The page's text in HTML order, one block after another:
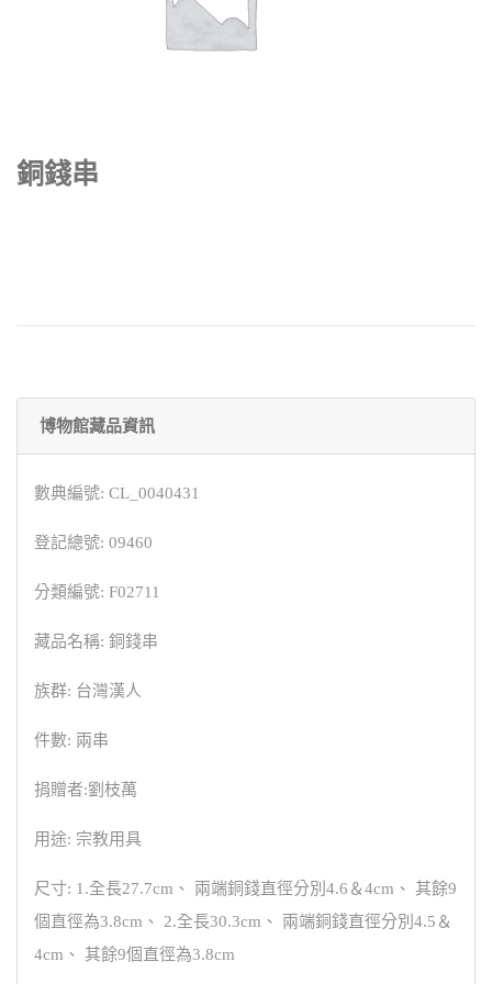
銅錢串
博物館藏品資訊
數典編號: CL_0040431
登記總號: 09460
分類編號: F02711
藏品名稱: 銅錢串
族群: 台灣漢人
件數: 兩串
捐贈者:劉枝萬
用途: 宗教用具
尺寸: 1.全長27.7cm、 兩端銅錢直徑分別4.6＆4cm、 其餘9
個直徑為3.8cm、 2.全長30.3cm、 兩端銅錢直徑分別4.5＆
4cm、 其餘9個直徑為3.8cm